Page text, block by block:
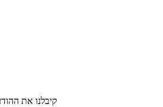
קיבלנו את